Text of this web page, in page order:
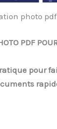
photo pdf
PDF
pour